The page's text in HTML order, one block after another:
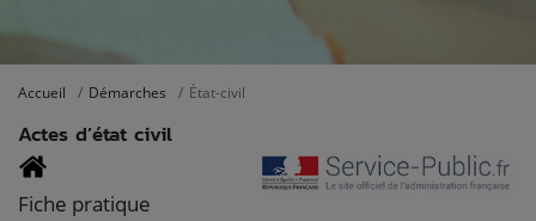
Accueil Démarches État-civil
Actes d’état civil
Fiche pratique